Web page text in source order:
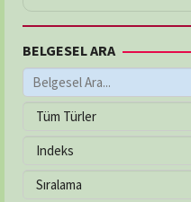
BELGESEL ARA